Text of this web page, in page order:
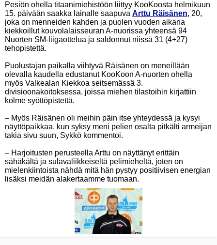
Pesiön ohella titaanimiehistöön liittyy KooKoosta helmikuun
15. päivään saakka lainalle saapuva Arttu Räisänen, 20,
joka on menneiden kahden ja puolen vuoden aikana
kiekkoillut kouvolalaisseuran A-nuorissa yhteensä 94
Nuorten SM-liigaottelua ja saldonnut niissä 31 (4+27)
tehopistettä.
Puolustajan paikalla viihtyvä Räisänen on meneillään
olevalla kaudella edustanut KooKoon A-nuorten ohella
myös Valkealan Kiekkoa seitsemässä 3.
divisioonakoitoksessa, joissa miehen tilastoihin kirjattiin
kolme syöttöpistettä.
– Myös Räisänen oli meihin päin itse yhteydessä ja kysyi
näyttöpaikkaa, kun syksy meni pelien osalta pitkälti armeijan
takia sivu suun, Sykkö kommentoi.
– Harjoitusten perusteella Arttu on näyttänyt erittäin
sähäkältä ja sulavaliikkeiseltä pelimieheltä, joten on
mielenkiintoista nähdä mitä hän pystyy positiivisen energian
lisäksi meidän alakertaamme tuomaan.